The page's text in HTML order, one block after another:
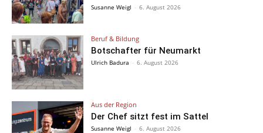
Susanne Weigl - 6. August 2026
Beruf & Bildung
Botschafter für Neumarkt
Ulrich Badura - 6. August 2026
Aus der Region
Der Chef sitzt fest im Sattel
Susanne Weigl - 6. August 2026